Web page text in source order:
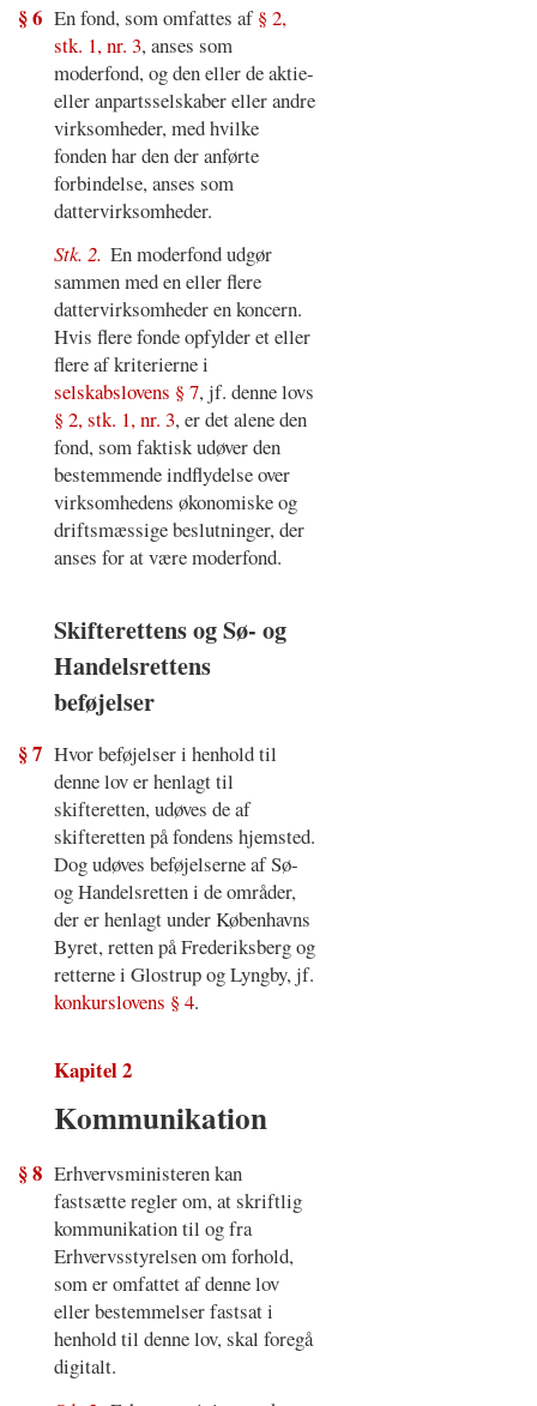
§ 6 En fond, som omfattes af§ 2,
stk. 1, nr. 3, anses som
moderfond, og den eller de aktie-
eller anpartsselskaber eller andre
virksomheder, med hvilke
fonden har den der anførte
forbindelse, anses som
dattervirksomheder.
Stk. 2. En moderfond udgør
sammen med en eller flere
dattervirksomheder en koncern.
Hvis flere fonde opfylder et eller
flere af kriterierne i
selskabslovens § 7, jf. denne lovs
§ 2, stk. 1, nr. 3, er det alene den
fond, som faktisk udøver den
bestemmende indflydelse over
virksomhedens økonomiske og
driftsmæssige beslutninger, der
anses for at være moderfond.
Skifterettens og Sø- og
Handelsrettens
beføjelser
§ 7 Hvor beføjelser i henhold til
denne lov er henlagt til
skifteretten, udøves de af
skifteretten på fondens hjemsted.
Dog udøves beføjelserne af Sø-
og Handelsretten i de områder,
der er henlagt under Københavns
Byret, retten på Frederiksberg og
retterne i Glostrup og Lyngby, jf.
konkurslovens § 4.
Kapitel 2
Kommunikation
§ 8 Erhvervsministeren kan
fastsætte regler om, at skriftlig
kommunikation til og fra
Erhvervsstyrelsen om forhold,
som er omfattet af denne lov
eller bestemmelser fastsat i
henhold til denne lov, skal foregå
digitalt.